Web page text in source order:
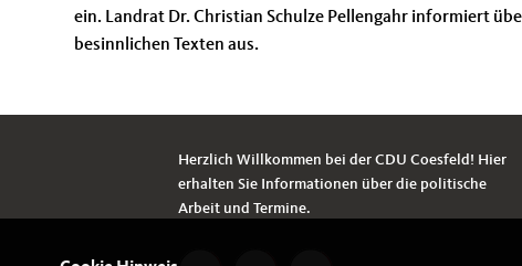
ein. Landrat Dr. Christian Schulze Pellengahr informiert
besinnlichen Texten aus.
Herzlich Willkommen bei der CDU Coesfeld! Hier
erhalten Sie Informationen über die politische
Arbeit und Termine.